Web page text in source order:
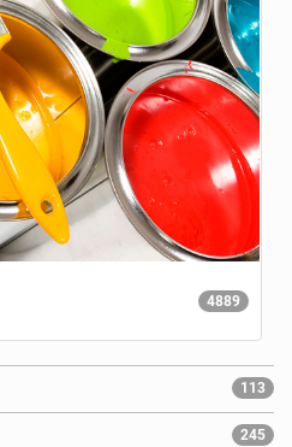
4889
113
245